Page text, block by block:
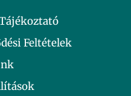
Feltételek